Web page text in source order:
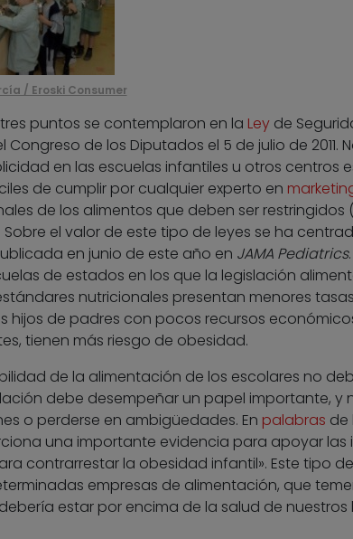
/ Eroski Consumer
puntos se contemplaron en la Leyde
de los Diputados el 5 de julio de 2011.
en las escuelas infantiles u otros centros
de cumplir por cualquier experto en
de los alimentos que deben ser
Sobre el valor de este tipo de leyes se ha
en junio de este año en JAMA Pediatrics
de estados en los que la legislación
nutricionales presentan menores
hijos de padres con pocos recursos
tienen más riesgo de obesidad.
de la alimentación de los escolares no
debe desempeñar un papel importante, y
o perderse en ambigüedades. En palabras de
una importante evidencia para apoyar las
contrarrestar la obesidad infantil». Este tipo
empresas de alimentación, que
estar por encima de la salud de nuestros